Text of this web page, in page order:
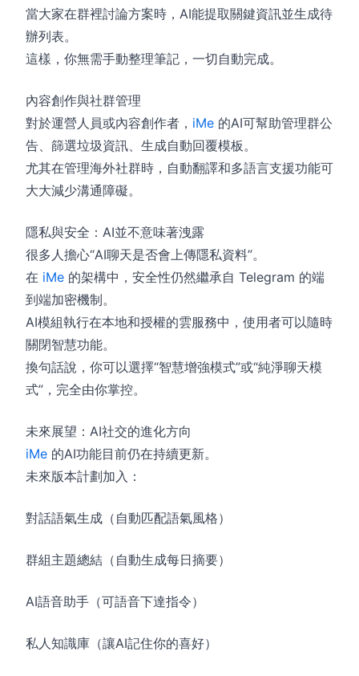
當大家在群裡討論方案時，AI能提取關鍵資訊並生成待
辦列表。
這樣，你無需手動整理筆記，一切自動完成。
內容創作與社群管理
對於運營人員或內容創作者， iMe 的AI可幫助管理群公
告、篩選垃圾資訊、生成自動回覆模板。
尤其在管理海外社群時，自動翻譯和多語言支援功能可
大大減少溝通障礙。
隱私與安全：AI並不意味著洩露
很多人擔心“AI聊天是否會上傳隱私資料”。
在 iMe 的架構中，安全性仍然繼承自 Telegram 的端
到端加密機制。
AI模組執行在本地和授權的雲服務中，使用者可以隨時
關閉智慧功能。
換句話說，你可以選擇“智慧增強模式”或“純淨聊天模
式”，完全由你掌控。
未來展望：AI社交的進化方向
iMe 的AI功能目前仍在持續更新。
未來版本計劃加入：
對話語氣生成（自動匹配語氣風格）
群組主題總結（自動生成每日摘要）
AI語音助手（可語音下達指令）
私人知識庫（讓AI記住你的喜好）